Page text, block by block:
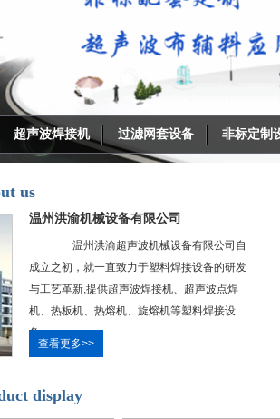
超声波焊接机 过滤网套设备 非标定制
搜索
us
温州洪渝机械设备有限公司
温州洪渝超声波机械设备有限公司自
成立之初，就一直致力于塑料焊接设备的研发
与工艺革新,提供超声波焊接机、
超声波点焊
机、 热板机、 热熔机、 旋熔机等塑料焊接设
备.........
查看更多>>
display